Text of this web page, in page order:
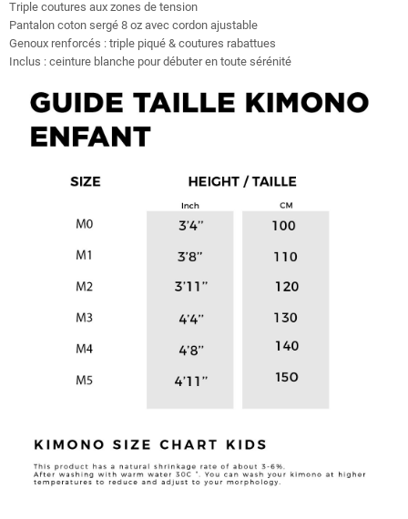
Triple coutures aux zones de tension
Pantalon coton sergé 8 oz avec cordon ajustable
Genoux renforcés : triple piqué & coutures rabattues
Inclus : ceinture blanche pour débuter en toute sérénité